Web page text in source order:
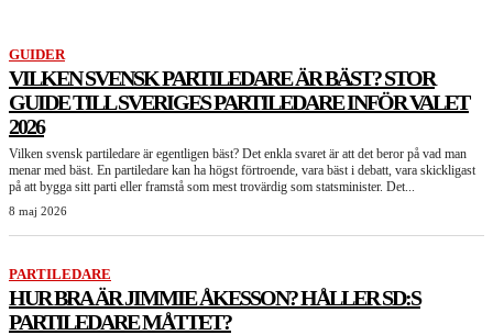
GUIDER
VILKEN SVENSK PARTILEDARE ÄR BÄST? STOR
GUIDE TILL SVERIGES PARTILEDARE INFÖR VALET
2026
Vilken svensk partiledare är egentligen bäst? Det enkla svaret är att det beror på vad man
menar med bäst. En partiledare kan ha högst förtroende, vara bäst i debatt, vara skickligast
på att bygga sitt parti eller framstå som mest trovärdig som statsminister. Det...
8 maj 2026
PARTILEDARE
HUR BRA ÄR JIMMIE ÅKESSON? HÅLLER SD:S
PARTILEDARE MÅTTET?